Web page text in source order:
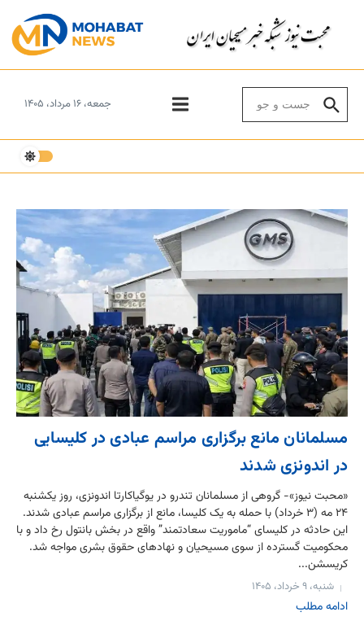
جمعه، ۱۶ مرداد، ۱۴۰۵
مسلمانان مانع برگزاری مراسم عبادی در کلیسایی
در اندونزی شدند
«محبت نیوز»- گروهی از مسلمانان تندرو در یوگیاکارتا اندونزی، روز یکشنبه
۲۴ مه (۳ خرداد) با حمله به یک کلیسا، مانع از برگزاری مراسم عبادی شدند.
این حادثه در کلیسای “ماموریت سعادتمند” واقع در بخش بانتول رخ داد و با
محکومیت گسترده از سوی مسیحیان و نهادهای حقوق بشری مواجه شد.
کریسشن...
شنبه، ۹ خرداد، ۱۴۰۵
ادامه مطلب